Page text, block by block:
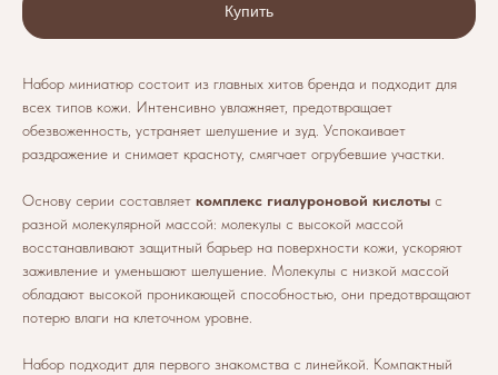
Купить
Набор миниатюр состоит из главных хитов бренда и подходит для
всех типов кожи. Интенсивно увлажняет, предотвращает
обезвоженность, устраняет шелушение и зуд. Успокаивает
раздражение и снимает красноту, смягчает огрубевшие участки.
Основу серии составляет комплекс гиалуроновой кислоты с
разной молекулярной массой: молекулы с высокой массой
восстанавливают защитный барьер на поверхности кожи, ускоряют
заживление и уменьшают шелушение. Молекулы с низкой массой
обладают высокой проникающей способностью, они предотвращают
потерю влаги на клеточном уровне.
Набор подходит для первого знакомства с линейкой. Компактный